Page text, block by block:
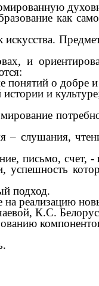
как
и
понятий о добре и
и
– слушания,
письмо, счет, -
подход.
реализацию
К.С.